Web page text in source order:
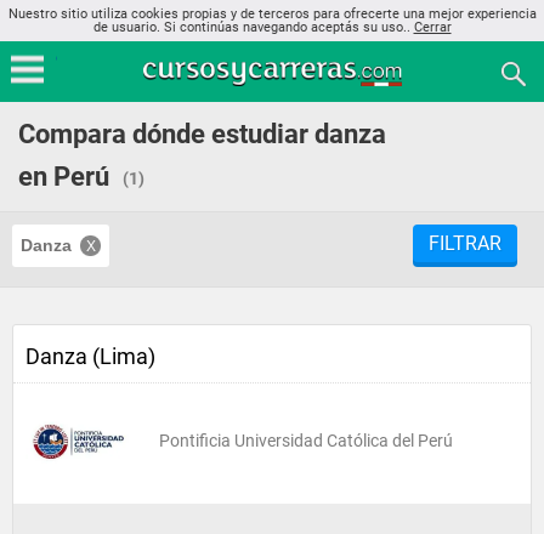
Nuestro sitio utiliza cookies propias y de terceros para ofrecerte una mejor experiencia
de usuario. Si continúas navegando aceptás su uso.. Cerrar
Compara dónde estudiar danza
en Perú
(1)
Danza FILTRAR
Danza (Lima)
Pontificia Universidad Católica del Perú